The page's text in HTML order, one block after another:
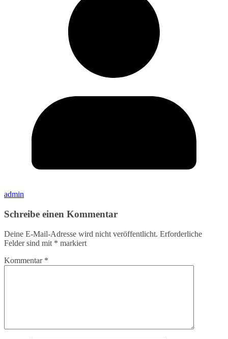
admin
Schreibe einen Kommentar
Deine E-Mail-Adresse wird nicht veröffentlicht. Erforderliche
Felder sind mit * markiert
Kommentar *